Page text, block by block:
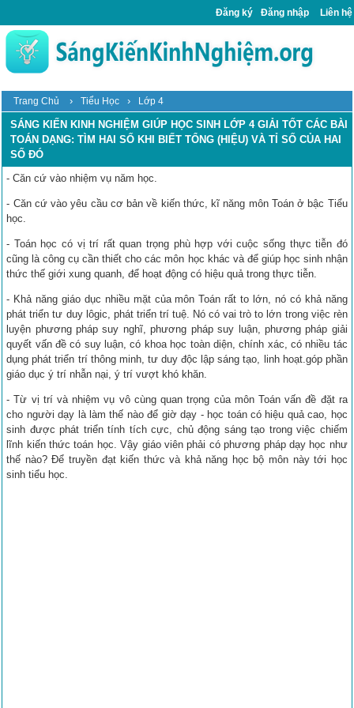
Đăng ký Đăng nhập Liên hệ
Trang Chủ › Tiểu Học › Lớp 4
SÁNG KIẾN KINH NGHIỆM GIÚP HỌC SINH LỚP 4 GIẢI TỐT CÁC BÀI
TOÁN DẠNG: TÌM HAI SỐ KHI BIẾT TỔNG (HIỆU) VÀ TỈ SỐ CỦA HAI
SỐ ĐÓ
- Căn cứ vào nhiệm vụ năm học.
- Căn cứ vào yêu cầu cơ bản về kiến thức, kĩ năng môn Toán ở bậc Tiểu
học.
- Toán học có vị trí rất quan trọng phù hợp với cuộc sống thực tiễn đó
cũng là công cụ cần thiết cho các môn học khác và để giúp học sinh nhận
thức thế giới xung quanh, để hoạt động có hiệu quả trong thực tiễn.
- Khả năng giáo dục nhiều mặt của môn Toán rất to lớn, nó có khả năng
phát triển tư duy lôgic, phát triển trí tuệ. Nó có vai trò to lớn trong việc rèn
luyện phương pháp suy nghĩ, phương pháp suy luận, phương pháp giải
quyết vấn đề có suy luận, có khoa học toàn diện, chính xác, có nhiều tác
dụng phát triển trí thông minh, tư duy độc lập sáng tạo, linh hoạt.góp phần
giáo dục ý trí nhẫn nại, ý trí vượt khó khăn.
- Từ vị trí và nhiệm vụ vô cùng quan trọng của môn Toán vấn đề đặt ra
cho người dạy là làm thế nào để giờ dạy - học toán có hiệu quả cao, học
sinh được phát triển tính tích cực, chủ động sáng tạo trong việc chiếm
lĩnh kiến thức toán học. Vậy giáo viên phải có phương pháp dạy học như
thế nào? Để truyền đạt kiến thức và khả năng học bộ môn này tới học
sinh tiểu học.